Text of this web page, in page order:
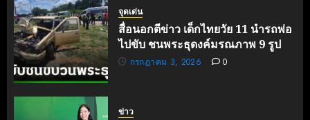
จุดเด่น
สื่อนอกตีข่าว เด็กไทยวัย 11 นำรถพ่อ
ไปขับ ชนพระธุดงค์มรณภาพ 9 รูป
กรกฎาคม 3, 2026 0
ข่าว